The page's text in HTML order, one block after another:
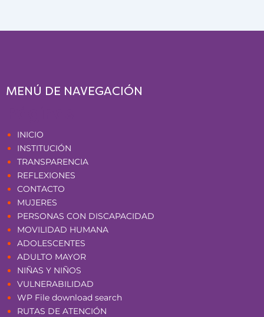
MENÚ DE NAVEGACIÓN
INICIO
INSTITUCIÓN
TRANSPARENCIA
REFLEXIONES
CONTACTO
MUJERES
PERSONAS CON DISCAPACIDAD
MOVILIDAD HUMANA
ADOLESCENTES
ADULTO MAYOR
NIÑAS Y NIÑOS
VULNERABILIDAD
WP File download search
RUTAS DE ATENCIÓN